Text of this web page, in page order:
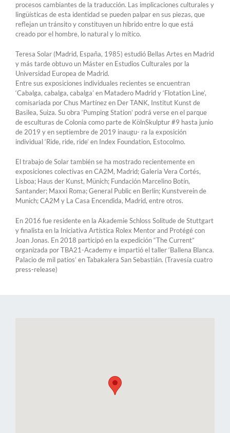
procesos cambiantes de la traducción. Las implicaciones culturales y
lingüísticas de esta identidad se pueden palpar en sus piezas, que
reflejan un tránsito y constituyen un híbrido entre lo que está
creado por el hombre, lo natural y lo mítico.
Teresa Solar (Madrid, España, 1985) estudió Bellas Artes en Madrid
y más tarde obtuvo un Máster en Estudios Culturales por la
Universidad Europea de Madrid.
Entre sus exposiciones individuales recientes se encuentran
‘Cabalga, cabalga, cabalga’ en Matadero Madrid y ‘Flotation Line’,
comisariada por Chus Martínez en Der TANK, Institut Kunst de
Basilea, Suiza. Su obra ‘Pumping Station’ podrá verse en el parque
de esculturas de Colonia como parte de KölnSkulptur #9 hasta junio
de 2019 y en septiembre de 2019 inaugu- ra la exposición
individual ‘Ride, ride, ride’ en Index Foundation, Estocolmo.
El trabajo de Solar también se ha mostrado recientemente en
exposiciones colectivas en CA2M, Madrid; Galeria Vera Cortés,
Lisboa; Haus der Kunst, Münich; Fundación Marcelino Botín,
Santander; Maxxi Roma; General Public en Berlín; Kunstverein de
Munich; CA2M y La Casa Encendida, Madrid, entre otros.
En 2016 fue residente en la Akademie Schloss Solitude de Stuttgart
y finalista en la Iniciativa Artística Rolex Mentor and Protégé con
Joan Jonas. En 2018 participó en la expedición “The Current”
organizada por TBA21-Academy e impartió el taller ‘Ballena Blanca.
Palacio de mil patios’ en Tabakalera San Sebastián. (Travesía cuatro
press-release)